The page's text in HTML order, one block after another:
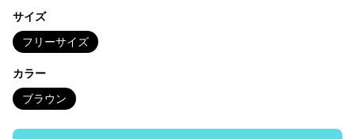
サイズ
フリーサイズ
カラー
ブラウン